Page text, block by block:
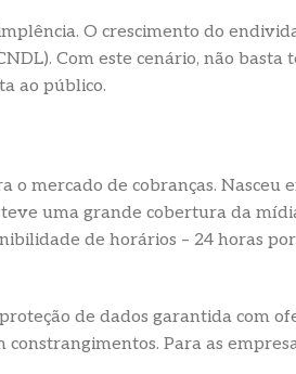
O crescimento do
Com este cenário, não
ao público.
mercado de cobranças.
uma grande cobertura da
de horários – 24 horas
de dados garantida com
Para as